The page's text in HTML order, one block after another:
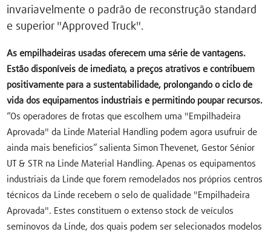
invariavelmente o padrão de reconstrução standard
e superior "Approved Truck".
As empilhadeiras usadas oferecem uma série de vantagens.
Estão disponíveis de imediato, a preços atrativos e contribuem
positivamente para a sustentabilidade, prolongando o ciclo de
vida dos equipamentos industriais e permitindo poupar recursos.
“Os operadores de frotas que escolhem uma "Empilhadeira
Aprovada" da Linde Material Handling podem agora usufruir de
ainda mais benefícios” salienta Simon Thevenet, Gestor Sénior
UT & STR na Linde Material Handling. Apenas os equipamentos
industriais da Linde que forem remodelados nos próprios centros
técnicos da Linde recebem o selo de qualidade "Empilhadeira
Aprovada". Estes constituem o extenso stock de veículos
seminovos da Linde, dos quais podem ser selecionados modelos